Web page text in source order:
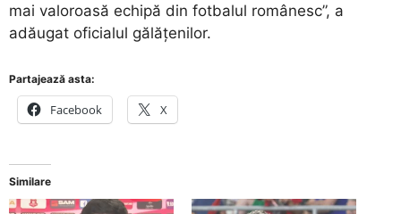
mai valoroasă echipă din fotbalul românesc”, a
adăugat oficialul gălăţenilor.
Partajează asta:
Facebook X
Similare